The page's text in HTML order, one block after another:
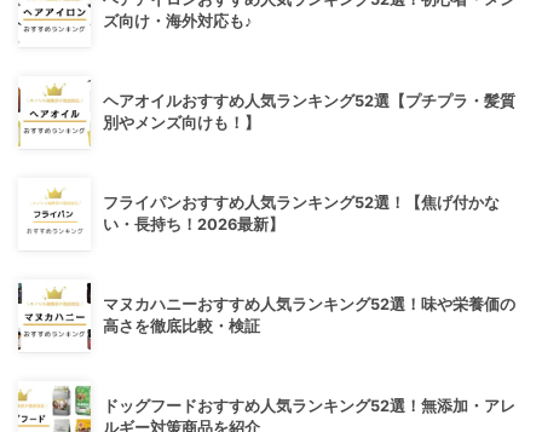
ズ向け・海外対応も♪
ヘアオイルおすすめ人気ランキング52選【プチプラ・髪質
別やメンズ向けも！】
フライパンおすすめ人気ランキング52選！【焦げ付かな
い・長持ち！2026最新】
マヌカハニーおすすめ人気ランキング52選！味や栄養価の
高さを徹底比較・検証
ドッグフードおすすめ人気ランキング52選！無添加・アレ
ルギー対策商品を紹介